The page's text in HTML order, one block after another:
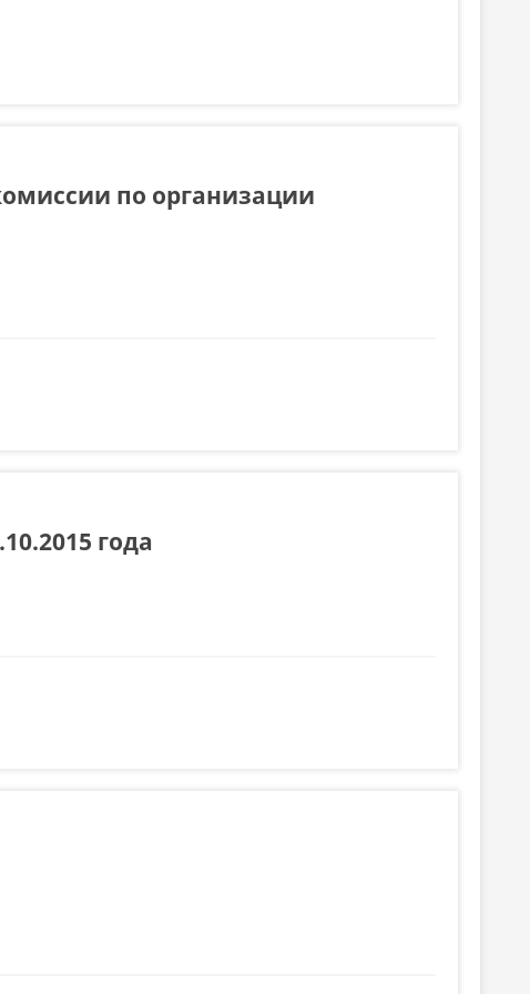
по организации
года